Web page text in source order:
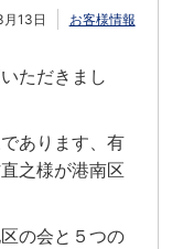
13日 お客様情報
ただきまし
あります、有
之様が港南区
の会と５つの